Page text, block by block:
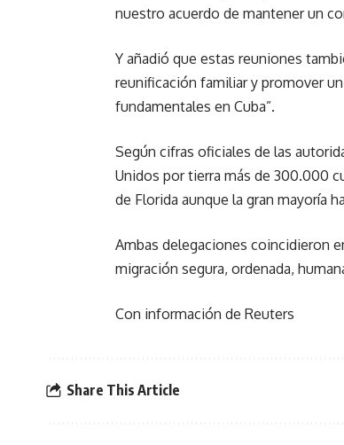
nuestro acuerdo de mantener un
Y añadió que estas reuniones
reunificación familiar y promover
fundamentales en Cuba”.
Según cifras oficiales de las
Unidos por tierra más de 300.000
de Florida aunque la gran mayoría
Ambas delegaciones coincidieron
migración segura, ordenada,
Con información de Reuters
Share This Article